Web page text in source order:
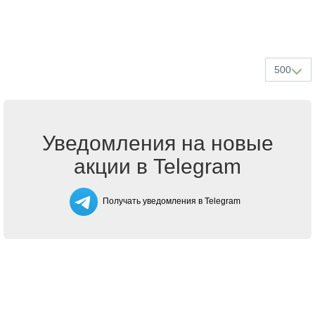
500
Уведомления на новые
акции в Telegram
Получать уведомления в Telegram